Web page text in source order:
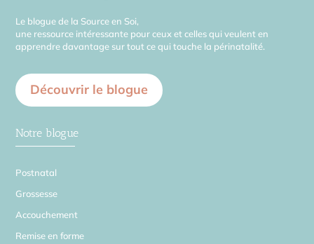
Le blogue de la Source en Soi,
une ressource intéressante pour ceux et celles qui veulent en
apprendre davantage sur tout ce qui touche la périnatalité.
Découvrir le blogue
Notre blogue
Postnatal
Grossesse
Accouchement
Remise en forme